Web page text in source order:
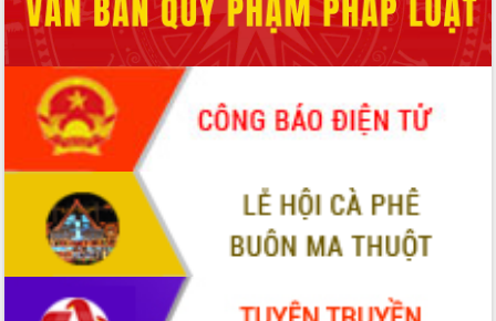
sầu riêng tại Đắk Lắk
Trình diễn nghệ thuật chế biến các
món ăn từ sầu riêng
Đắk Lắk công bố Quy hoạch và xúc
tiến đầu tư tỉnh
Ngành cá ngừ Đắk Lắk chủ động thích
ứng để giữ vững thị trường xuất khẩu
Diễn đàn Kinh tế tư nhân Việt Nam đột
phá cơ chế - Hợp tác công tư
Đề án 06 tạo bước ngoặt đột phá trong
cải cách hành chính tỉnh Đắk Lắk
Kết nối tour, đẩy mạnh chuyển đổi số
để phát triển du lịch Đắk Lắk